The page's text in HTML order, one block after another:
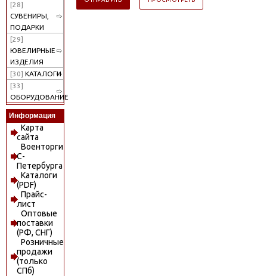
[28]
СУВЕНИРЫ,
ПОДАРКИ
[29]
ЮВЕЛИРНЫЕ
ИЗДЕЛИЯ
[30] КАТАЛОГИ
[33]
ОБОРУДОВАНИЕ
Информация
Карта
сайта
Военторги
С-
Петербурга
Каталоги
(PDF)
Прайс-
лист
Оптовые
поставки
(РФ, СНГ)
Розничные
продажи
(только
СПб)